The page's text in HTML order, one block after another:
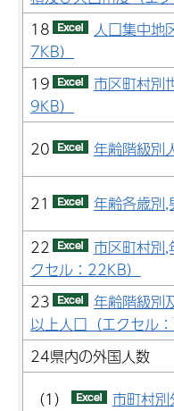
18
人口集中地
7KB）
19
市区町村別
9KB）
20
年齢階級別
21
年齢各歳別,
22
市区町村別
クセル：22KB）
23
年齢階級別
以上人口（エクセル：
24県内の外国人数
（1）
市町村別